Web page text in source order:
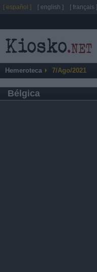
Hemeroteca 7/Ago/2021
Bélgica
[ español ] [ english ] [ français ]